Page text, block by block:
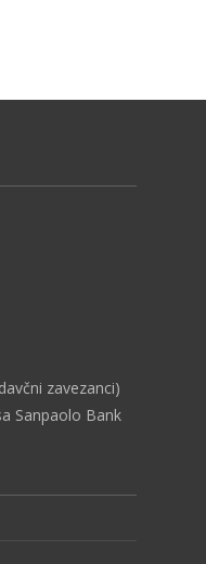
zavezanci)
Sanpaolo Bank